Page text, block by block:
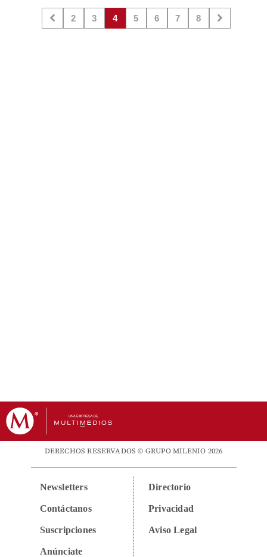
2 3 4 5 6 7 8
DERECHOS RESERVADOS © GRUPO MILENIO 2026
Newsletters
Contáctanos
Suscripciones
Anúnciate
Directorio
Privacidad
Aviso Legal